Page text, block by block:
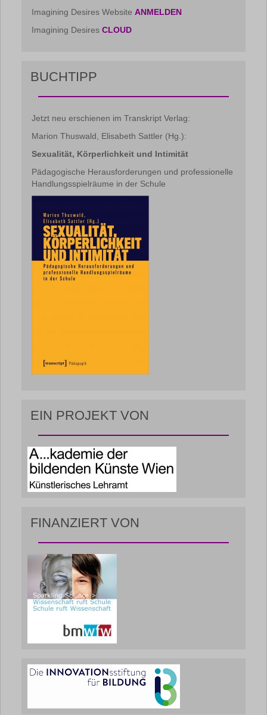
Imagining Desires Website ANMELDEN
Imagining Desires CLOUD
BUCHTIPP
Jetzt neu erschienen im Transkript Verlag:
Marion Thuswald, Elisabeth Sattler (Hg.):
Sexualität, Körperlichkeit und Intimität
Pädagogische Herausforderungen und professionelle
Handlungsspielräume in der Schule
EIN PROJEKT VON
FINANZIERT VON